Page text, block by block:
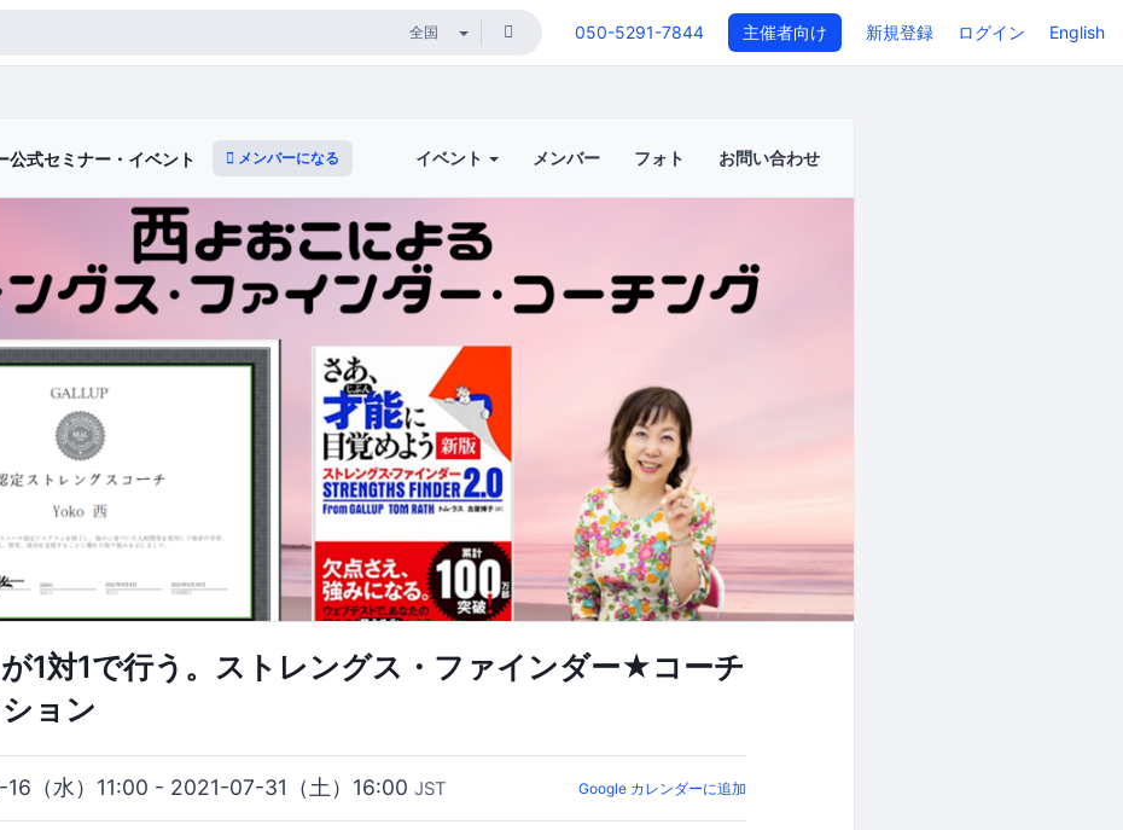
050-5291-7844 主催者向け 新規登録 ログイン English
公式セミナー・イベント メンバーになる イベント メンバー フォト お問い合わせ
1対1で行う。ストレングス・ファインダー★コーチ
ョン
（水）11:00 - 2021-07-31（土）16:00 JST Google カレンダーに追加